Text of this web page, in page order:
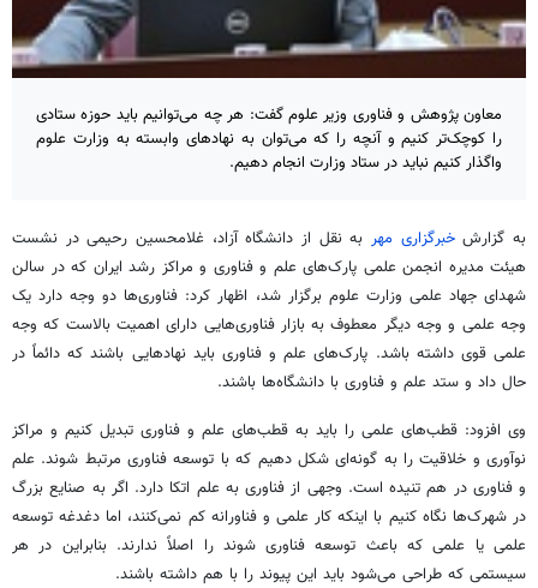
معاون پژوهش و فناوری وزیر علوم گفت: هر چه می‌توانیم باید حوزه ستادی
را کوچک‌تر کنیم و آنچه را که می‌توان به نهادهای وابسته به وزارت علوم
واگذار کنیم نباید در ستاد وزارت انجام دهیم.
به گزارشخبرگزاری مهر به نقل از دانشگاه آزاد، غلامحسین رحیمی در نشست
هیئت مدیره انجمن علمی پارک‌های علم و فناوری و مراکز رشد ایران که در سالن
شهدای جهاد علمی وزارت علوم برگزار شد، اظهار کرد: فناوری‌ها دو وجه دارد یک
وجه علمی و وجه دیگر معطوف به بازار فناوری‌هایی دارای اهمیت بالاست که وجه
علمی قوی داشته باشد. پارک‌های علم و فناوری باید نهادهایی باشند که دائماً در
حال داد و ستد علم و فناوری با دانشگاه‌ها باشند.
وی افزود: قطب‌های علمی را باید به قطب‌های علم و فناوری تبدیل کنیم و مراکز
نوآوری و خلاقیت را به گونه‌ای شکل دهیم که با توسعه فناوری مرتبط شوند. علم
و فناوری در هم تنیده است. وجهی از فناوری به علم اتکا دارد. اگر به صنایع بزرگ
در شهرک‌ها نگاه کنیم با اینکه کار علمی وفناورانه کم نمی‌کنند، اما دغدغه توسعه
علمی یا علمی که باعث توسعه فناوری شوند را اصلاً ندارند. بنابراین در هر
سیستمی که طراحی می‌شود باید این پیوند را با هم داشته باشند.